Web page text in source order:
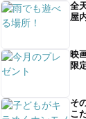
全
屋
映
限
そ
こ